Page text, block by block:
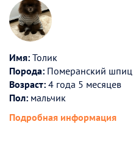
Имя: Толик
Порода: Померанский шпиц
Возраст: 4 года 5 месяцев
Пол: мальчик
Подробная информация